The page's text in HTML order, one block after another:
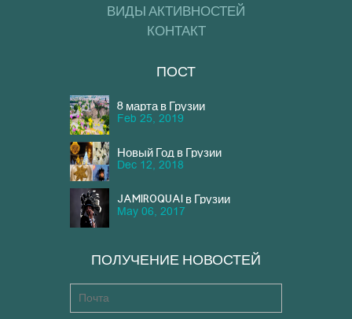
ВИДЫ АКТИВНОСТЕЙ
КОНТАКТ
ПОСТ
8 марта в Грузии
Feb 25, 2019
Новый Год в Грузии
Dec 12, 2018
JAMIROQUAI в Грузии
May 06, 2017
ПОЛУЧЕНИЕ НОВОСТЕЙ